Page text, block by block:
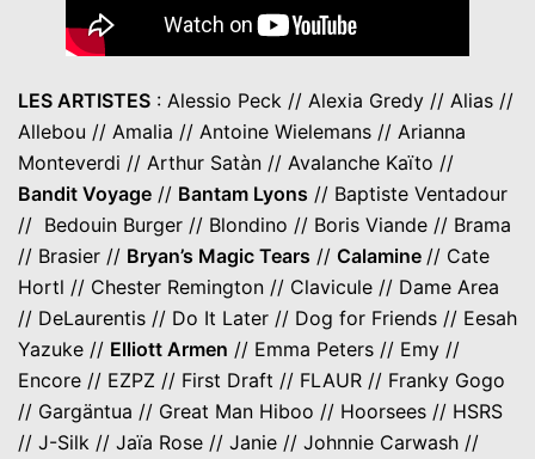
LES ARTISTES : Alessio Peck // Alexia Gredy // Alias //
Allebou // Amalia // Antoine Wielemans // Arianna
Monteverdi // Arthur Satàn // Avalanche Kaïto //
Bandit Voyage // Bantam Lyons // Baptiste Ventadour
// Bedouin Burger // Blondino // Boris Viande // Brama
// Brasier // Bryan’s Magic Tears // Calamine // Cate
Hortl // Chester Remington // Clavicule // Dame Area
// DeLaurentis // Do It Later // Dog for Friends // Eesah
Yazuke // Elliott Armen // Emma Peters // Emy //
Encore // EZPZ // First Draft // FLAUR // Franky Gogo
// Gargäntua // Great Man Hiboo // Hoorsees // HSRS
// J-Silk // Jaïa Rose // Janie // Johnnie Carwash //